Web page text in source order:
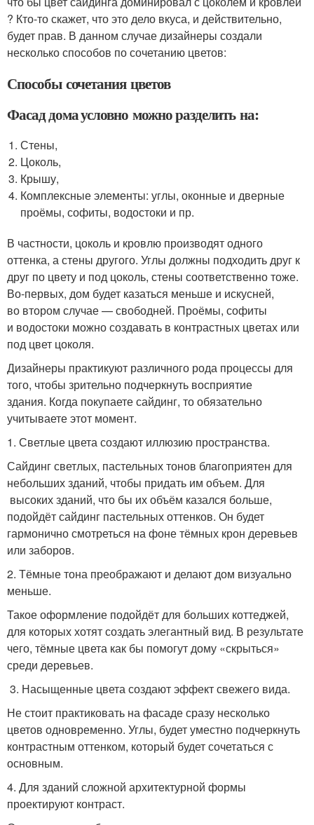
? Кто-то скажет, что это дело вкуса, и действительно,
будет прав. В данном случае дизайнеры создали
несколько способов по сочетанию цветов:
Способы сочетания цветов
Фасад дома условно можно разделить на:
Стены,
Цоколь,
Крышу,
Комплексные элементы: углы, оконные и дверные
проёмы, софиты, водостоки и пр.
В частности, цоколь и кровлю производят одного
оттенка, а стены другого. Углы должны подходить друг к
друг по цвету и под цоколь, стены соответственно тоже.
Во-первых, дом будет казаться меньше и искусней,
во втором случае — свободней. Проёмы, софиты
и водостоки можно создавать в контрастных цветах или
под цвет цоколя.
Дизайнеры практикуют различного рода процессы для
того, чтобы зрительно подчеркнуть восприятие
здания. Когда покупаете сайдинг, то обязательно
учитываете этот момент.
1. Светлые цвета создают иллюзию пространства.
Сайдинг светлых, пастельных тонов благоприятен для
небольших зданий, чтобы придать им объем. Для
высоких зданий, что бы их объём казался больше,
подойдёт сайдинг пастельных оттенков. Он будет
гармонично смотреться на фоне тёмных крон деревьев
или заборов.
2. Тёмные тона преображают и делают дом визуально
меньше.
Такое оформление подойдёт для больших коттеджей,
для которых хотят создать элегантный вид. В результате
чего, тёмные цвета как бы помогут дому «скрыться»
среди деревьев.
3. Насыщенные цвета создают эффект свежего вида.
Не стоит практиковать на фасаде сразу несколько
цветов одновременно. Углы, будет уместно подчеркнуть
контрастным оттенком, который будет сочетаться с
основным.
4. Для зданий сложной архитектурной формы
проектируют контраст.